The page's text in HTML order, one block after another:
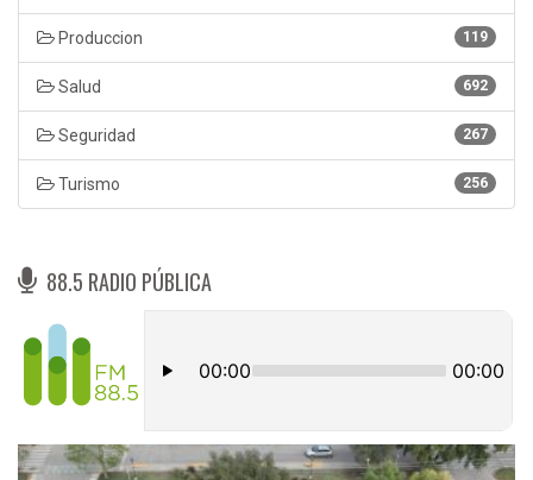
119
Produccion
692
Salud
267
Seguridad
256
Turismo
88.5 RADIO PÚBLICA